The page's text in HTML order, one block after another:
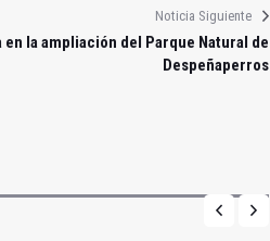
Noticia Siguiente
en la ampliación del Parque Natural de
Despeñaperros